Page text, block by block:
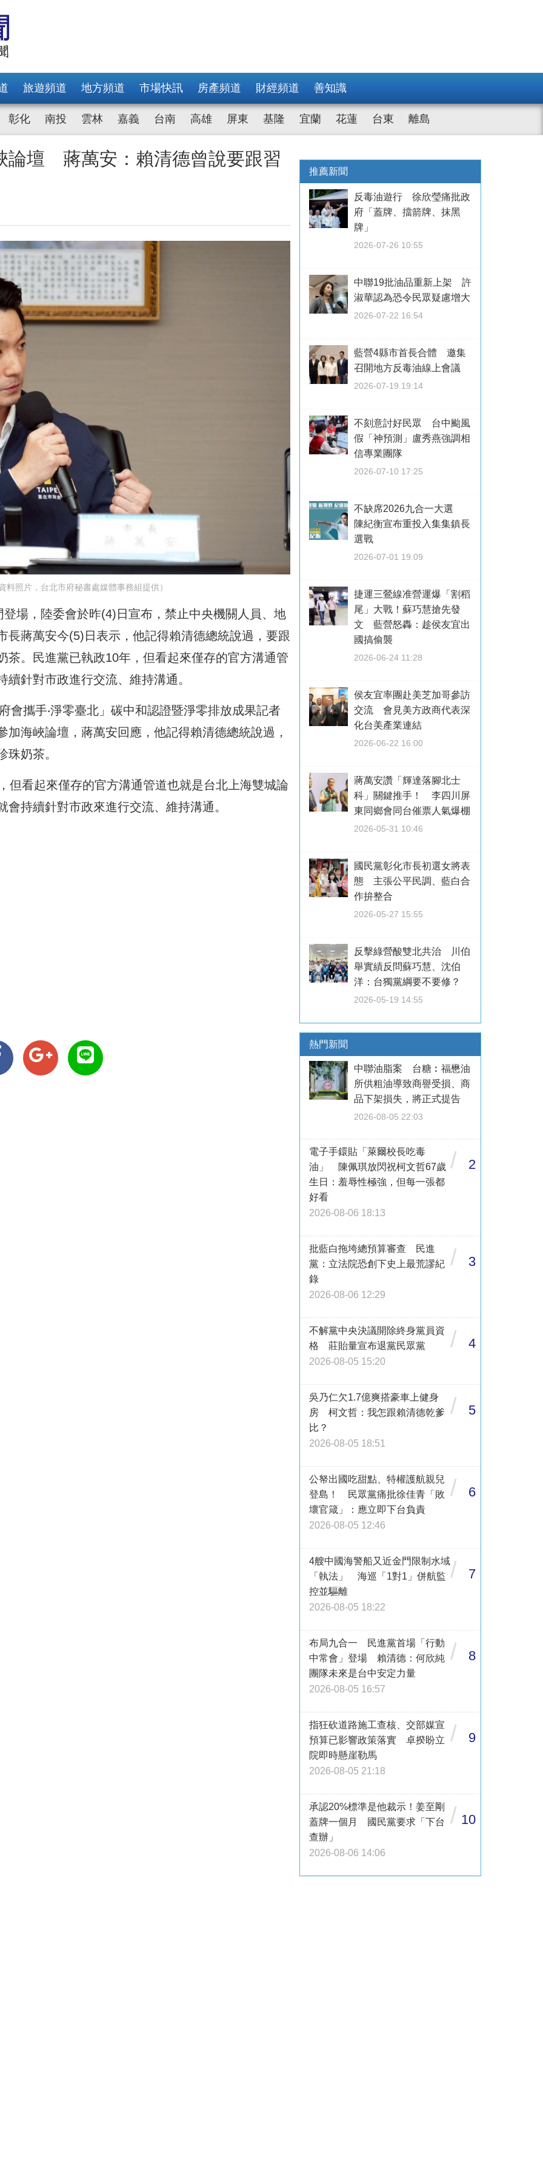
旅遊頻道 地方頻道 市場快訊 房產頻道 財經頻道 善知識
彰化 南投 雲林 嘉義 台南 高雄 屏東 基隆 宜蘭 花蓮 台東 離島
論壇 蔣萬安：賴清德曾說要跟習
料照片，台北市府秘書處媒體事務組提供）
場，陸委會於昨(4)日宣布，禁止中央機關人員、地
長蔣萬安今(5)日表示，他記得賴清德總統說過，要跟
茶。民進黨已執政10年，但看起來僅存的官方溝通管
針對市政進行交流、維持溝通。
會攜手‧淨零臺北」碳中和認證暨淨零排放成果記者
海峽論壇，蔣萬安回應，他記得賴清德總統說過，
奶茶。
但看起來僅存的官方溝通管道也就是台北上海雙城論
持續針對市政來進行交流、維持溝通。
推薦新聞
反毒油遊行 徐欣瑩痛批政
府「蓋牌、擋箭牌、抹黑
牌」
2026-07-26 10:55
中聯19批油品重新上架 許
淑華認為恐令民眾疑慮增大
2026-07-22 16:54
藍營4縣市首長合體 邀集
召開地方反毒油線上會議
2026-07-19 19:14
不刻意討好民眾 台中颱風
假「神預測」盧秀燕強調相
信專業團隊
2026-07-10 17:25
不缺席2026九合一大選
陳紀衡宣布重投入集集鎮長
選戰
2026-07-01 19:09
捷運三鶯線准營運爆「割稻
尾」大戰！蘇巧慧搶先發
文 藍營怒轟：趁侯友宜出
國搞偷襲
2026-06-24 11:28
侯友宜率團赴美芝加哥參訪
交流 會見美方政商代表深
化台美產業連結
2026-06-22 16:00
蔣萬安讚「輝達落腳北士
科」關鍵推手！ 李四川屏
東同鄉會同台催票人氣爆棚
2026-05-31 10:46
國民黨彰化市長初選女將表
態 主張公平民調、藍白合
作拚整合
2026-05-27 15:55
反擊綠營酸雙北共治 川伯
舉實績反問蘇巧慧、沈伯
洋：台獨黨綱要不要修？
2026-05-19 14:55
熱門新聞
中聯油脂案 台糖︰福懋油
所供粗油導致商譽受損、商
品下架損失，將正式提告
2026-08-05 22:03
電子手鐶貼「萊爾校長吃毒
油」 陳佩琪放閃祝柯文哲67歲
生日：羞辱性極強，但每一張都
好看
2026-08-06 18:13
/ 2
批藍白拖垮總預算審查 民進
黨：立法院恐創下史上最荒謬紀
錄
2026-08-06 12:29
/ 3
不解黨中央決議開除終身黨員資
格 莊貽量宣布退黨民眾黨
2026-08-05 15:20
/ 4
吳乃仁欠1.7億爽搭豪車上健身
房 柯文哲：我怎跟賴清德乾爹
比？
2026-08-05 18:51
/ 5
公帑出國吃甜點、特權護航親兒
登島！ 民眾黨痛批徐佳青「敗
壞官箴」：應立即下台負責
2026-08-05 12:46
/ 6
4艘中國海警船又近金門限制水域
「執法」 海巡「1對1」併航監
控並驅離
2026-08-05 18:22
/ 7
布局九合一 民進黨首場「行動
中常會」登場 賴清德：何欣純
團隊未來是台中安定力量
2026-08-05 16:57
/ 8
指狂砍道路施工查核、交部媒宣
預算已影響政策落實 卓揆盼立
院即時懸崖勒馬
2026-08-05 21:18
/ 9
承認20%標準是他裁示！姜至剛
蓋牌一個月 國民黨要求「下台
查辦」
2026-08-06 14:06
/ 10